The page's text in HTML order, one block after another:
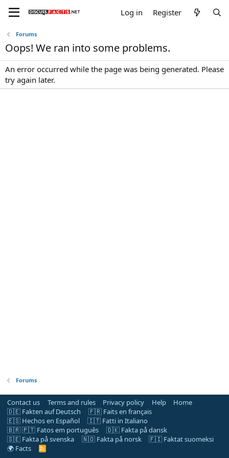
Log in Register
Forums
Oops! We ran into some problems.
An error occurred while the page was being generated. Please
try again later.
Forums
Contact us Terms and rules Privacy policy Help
Home
🇩🇪 Fakten auf Deutsch
🇫🇷 Faits en français
🇪🇸 Hechos en Español
🇮🇹 Fatti in Italiano
🇧🇷 🇵🇹 Fatos em português
🇩🇰 Fakta på dansk
🇸🇪 Fakta på svenska
🇳🇴 Fakta på norsk
🇫🇮 Faktat suomeksi
🌍 Facts
R